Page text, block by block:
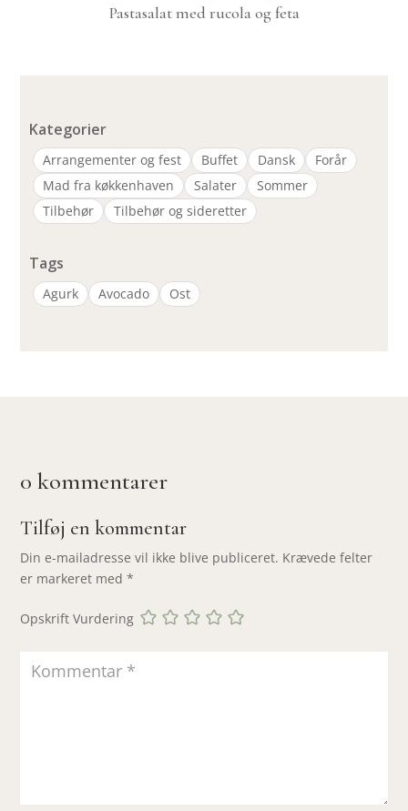
Pastasalat med rucola og feta
Kategorier
Arrangementer og fest Buffet Dansk
Forår
Mad fra køkkenhaven
Salater
Sommer
Tilbehør
Tilbehør og sideretter
Tags
Agurk Avocado Ost
0 kommentarer
Tilføj en kommentar
Din e-mailadresse vil ikke blive publiceret. Krævede felter
er markeret med*
Opskrift Vurdering